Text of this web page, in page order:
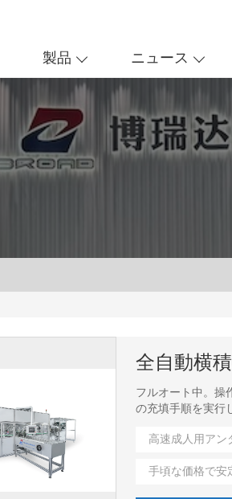
製品 ニュース
全自動横
フルオート中。操
の充填手順を実行
高速成人用アン
手頃な価格で安